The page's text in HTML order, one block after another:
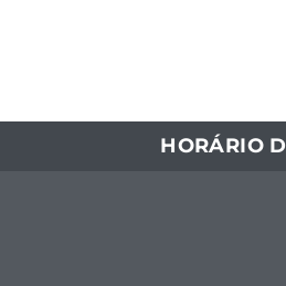
HORÁRIO